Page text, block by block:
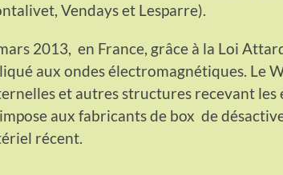
Vendays et Lesparre).
2013, en France, grâce à la Loi
aux ondes électromagnétiques. Le
et autres structures recevant les
aux fabricants de box de
récent.